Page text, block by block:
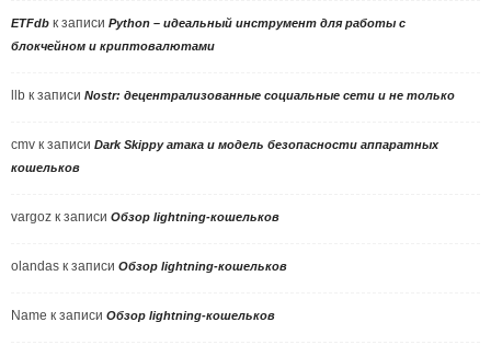
ETFdb к записи Python – идеальный инструмент для работы с
блокчейном и криптовалютами
llb к записи Nostr: децентрализованные социальные сети и не только
cmv к записи Dark Skippy атака и модель безопасности аппаратных
кошельков
vargoz к записи Обзор lightning-кошельков
olandas к записи Обзор lightning-кошельков
Name к записи Обзор lightning-кошельков